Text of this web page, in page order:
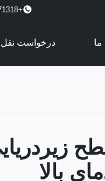
+86-533-3571318
ما درخواست